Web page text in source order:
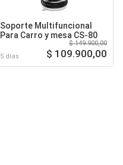
Soporte Multifuncional
Para Carro y mesa CS-80
5 días
$ 149.900,00
$ 109.900,00